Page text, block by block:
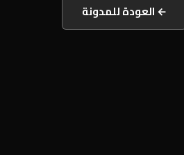
← العودة للمدونة